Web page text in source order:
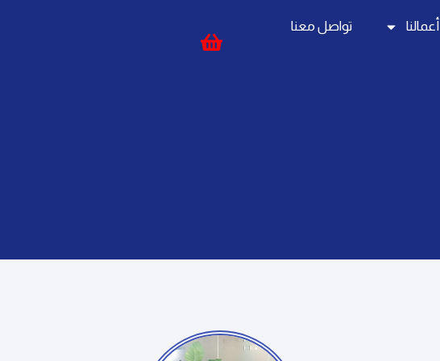
أعمالنا تواصل معنا